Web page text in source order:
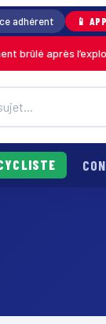
adhérent 📱
après l’explosion